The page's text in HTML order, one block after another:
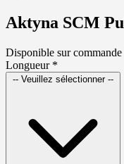
Aktyna SCM
Disponible sur
Longueur *
-- Veuillez sélectionner --